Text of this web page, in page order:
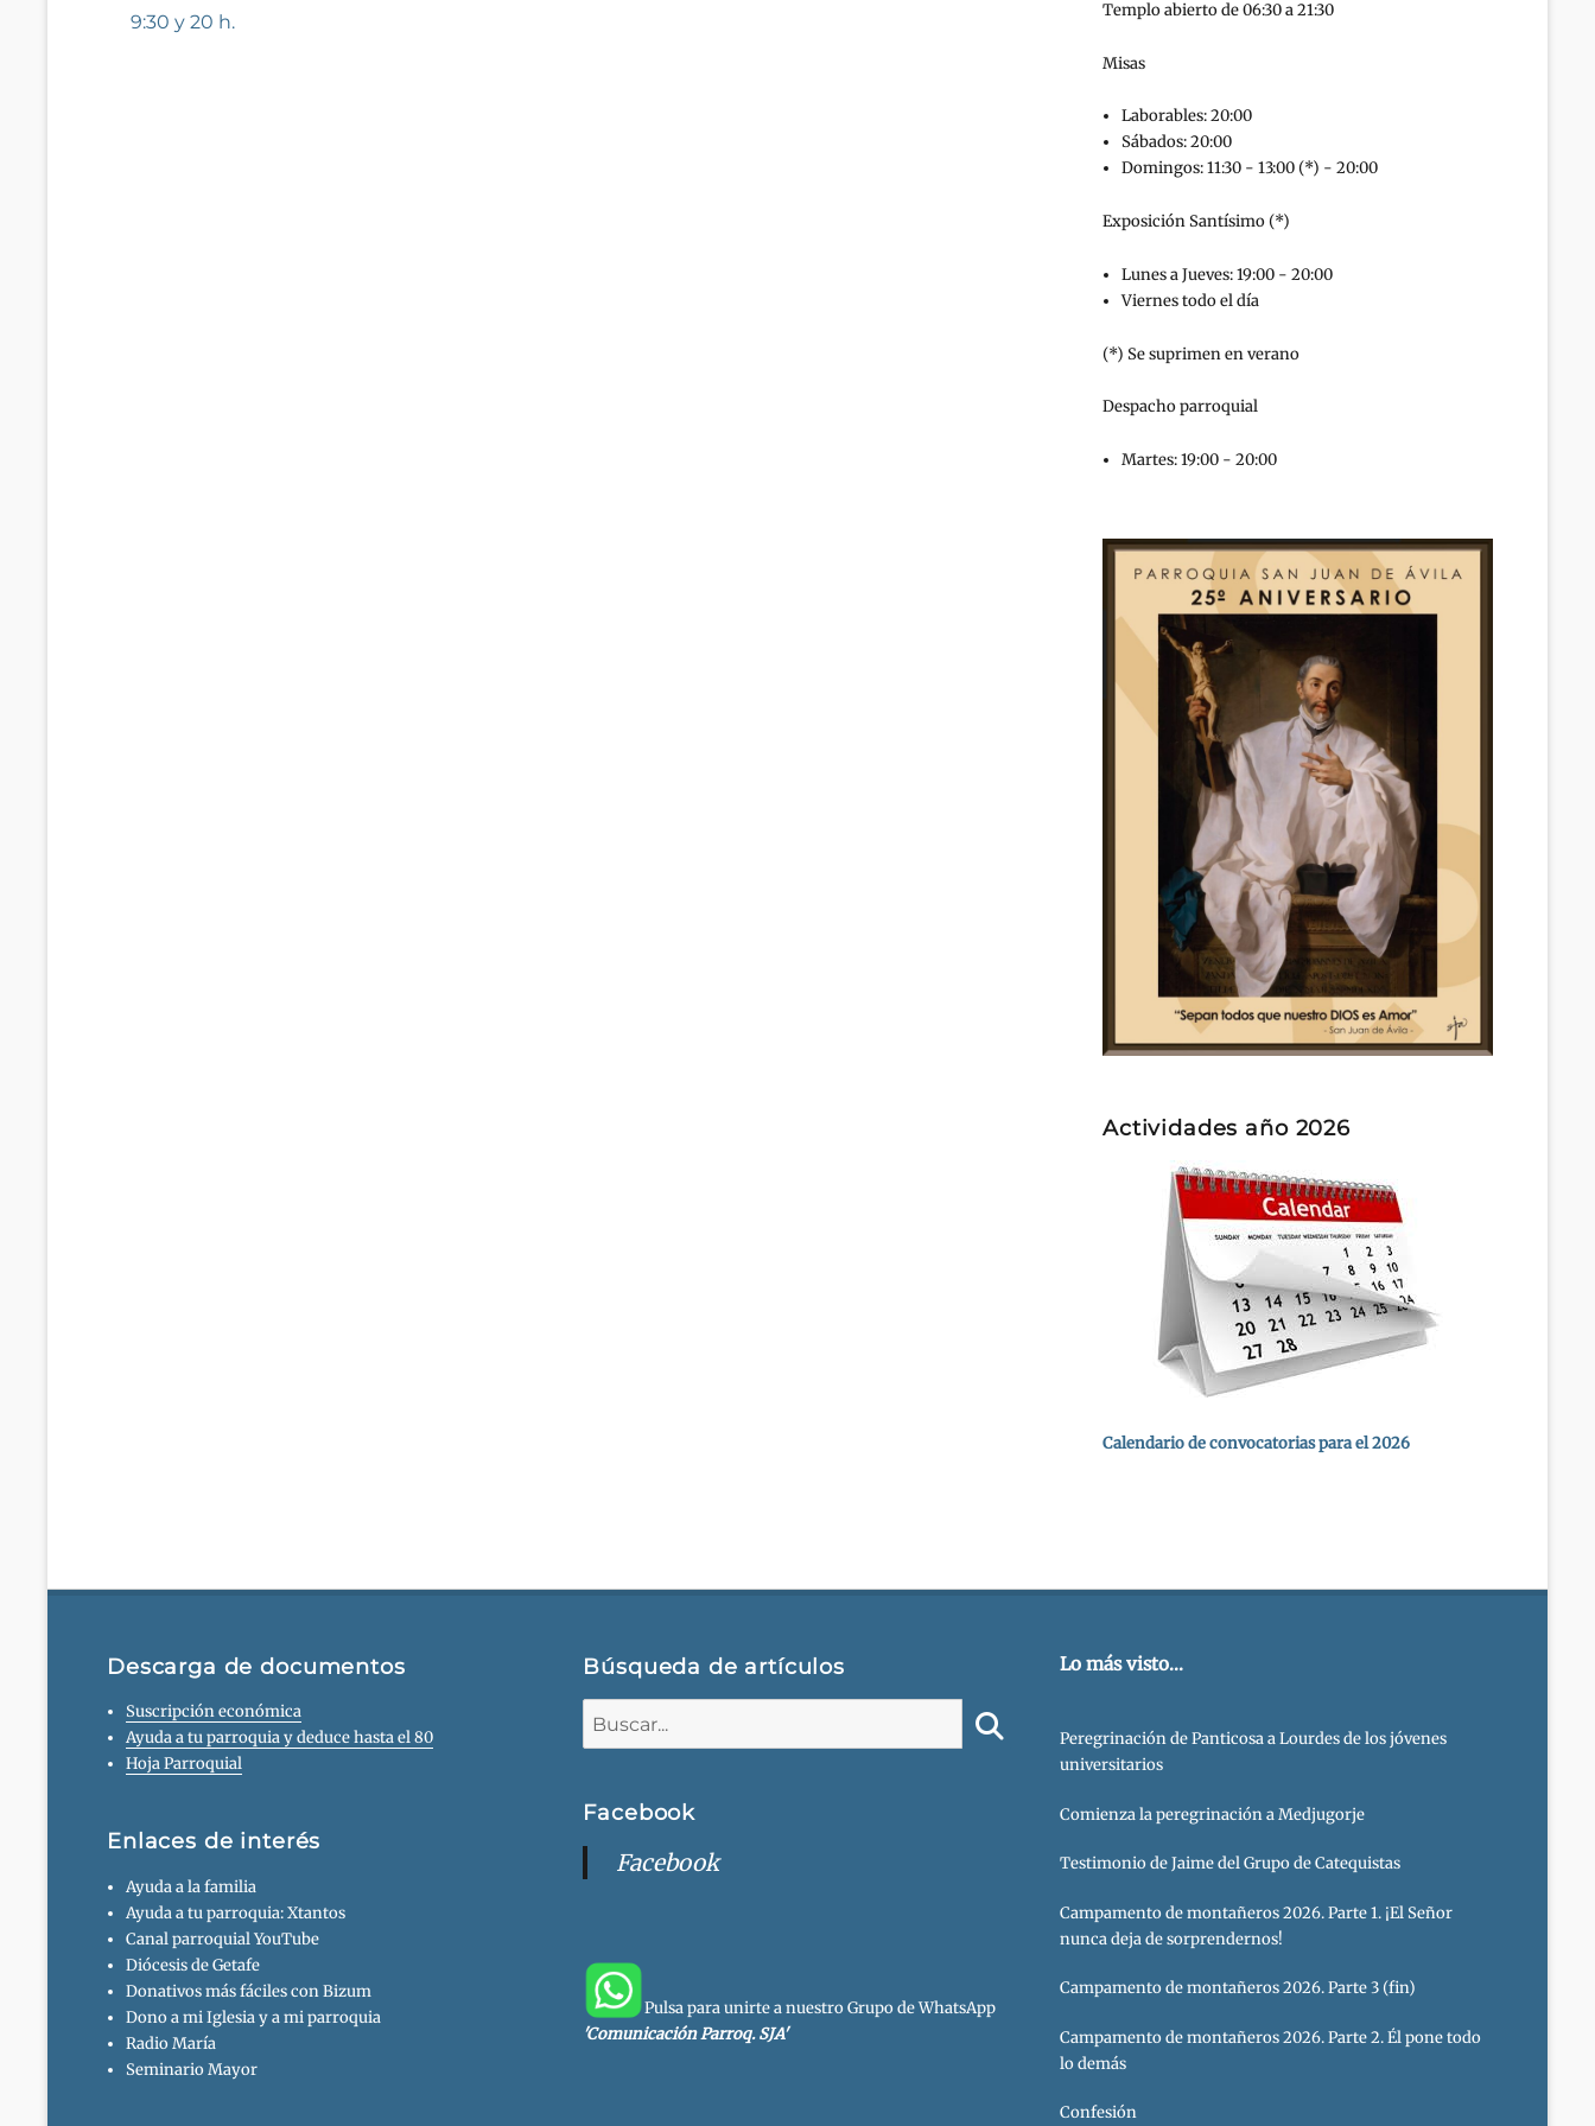
entradas
anterior:
9:30 y 20 h.
Templo abierto de 06:30 a 21:30
Misas
Laborables: 20:00
Sábados: 20:00
Domingos: 11:30 - 13:00 (*) - 20:00
Exposición Santísimo (*)
Lunes a Jueves: 19:00 - 20:00
Viernes todo el día
(*) Se suprimen en verano
Despacho parroquial
Martes: 19:00 - 20:00
Actividades año 2026
Calendario de convocatorias para el 2026
Descarga de documentos
Suscripción económica
Ayuda a tu parroquia y deduce hasta el 80
Hoja Parroquial
Enlaces de interés
Ayuda a la familia
Ayuda a tu parroquia: Xtantos
Canal parroquial YouTube
Diócesis de Getafe
Donativos más fáciles con Bizum
Dono a mi Iglesia y a mi parroquia
Radio María
Seminario Mayor
Búsqueda de artículos
Facebook
Facebook
Pulsa para unirte a nuestro Grupo de WhatsApp
'Comunicación Parroq. SJA'
Lo más visto...
Peregrinación de Panticosa a Lourdes de los jóvenes
universitarios
Comienza la peregrinación a Medjugorje
Testimonio de Jaime del Grupo de Catequistas
Campamento de montañeros 2026. Parte 1. ¡El Señor
nunca deja de sorprendernos!
Campamento de montañeros 2026. Parte 3 (fin)
Campamento de montañeros 2026. Parte 2. Él pone todo
lo demás
Confesión